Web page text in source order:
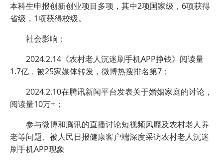
本科生申报创新创业项目多项，其中2项国家级，6项获得
省级，1项获得校级。
社会影响：
2024.2.14《农村老人沉迷刷手机APP挣钱》阅读量
1.7亿，被25家媒体转发，微博热搜排名第7；
2024.2.10在腾讯新闻平台发表关于婚姻家庭的讨论，
阅读量10万+；
参与微博和腾讯的直播讨论短视频风靡及农村老人养
老等问题、被人民日报健康客户端深度采访农村老人沉迷
刷手机APP现象